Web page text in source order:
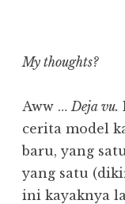
My thoughts?
Aww … Deja vu.
cerita model
baru, yang
yang satu
ini kayaknya